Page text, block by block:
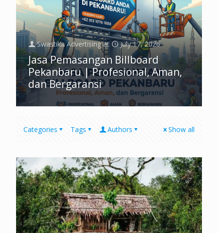
Swastika Advertising at July 17, 2026
Jasa Pemasangan Billboard
Pekanbaru | Profesional, Aman,
dan Bergaransi
Categories Tags Authors Show all